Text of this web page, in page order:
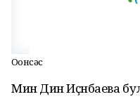
Оҙонсәс
Мин Динә Иҫәнбаева